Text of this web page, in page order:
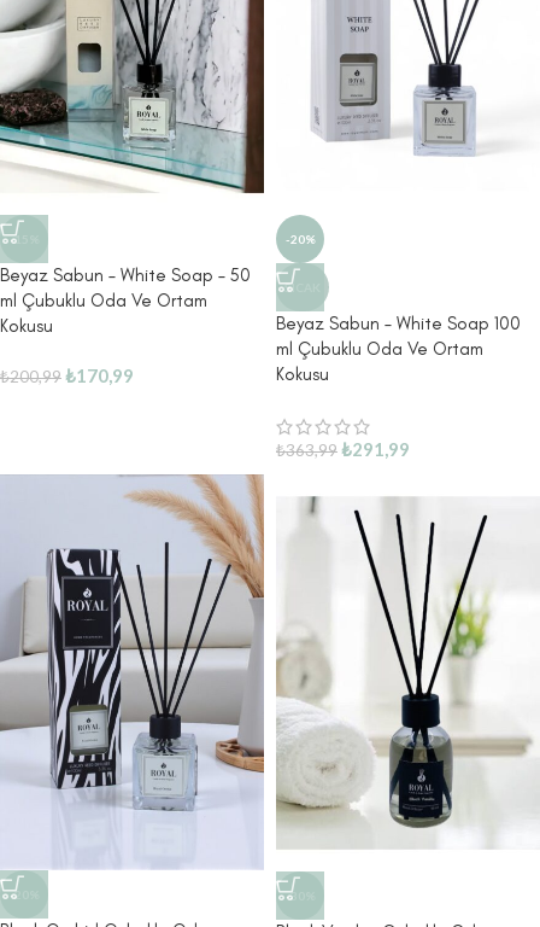
-15%
Beyaz Sabun – White Soap – 50
ml Çubuklu Oda Ve Ortam
Kokusu
₺200,99₺170,99
-20%
SICAK
Beyaz Sabun – White Soap 100
ml Çubuklu Oda Ve Ortam
Kokusu
₺363,99₺291,99
-20% -30%